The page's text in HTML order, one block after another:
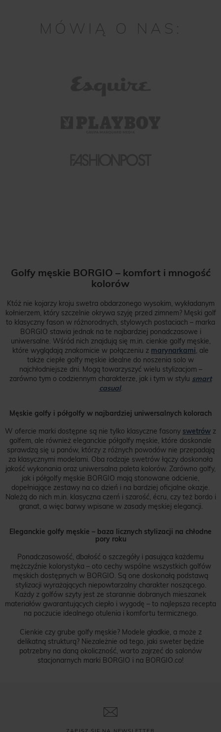
MÓWIĄ O NAS:
Golfy męskie BORGIO – komfort i mnogość
kolorów
Któż nie kojarzy kroju swetra obdarzonego wysokim, wykładanym
kołnierzem, który szczelnie okrywa szyję przed zimnem? Męski golf
to klasyczny fason w różnorodnych, stylowych postaciach – marka
BORGIO stawia jednak na te najbardziej ponadczasowe i
uniwersalne. Wśród nich znajdują się m.in. cienkie golfy męskie,
które wyglądają znakomicie w połączeniu z marynarkami, ale
także ciepłe golfy męskie idealne do noszenia solo w
najchłodniejsze dni. Mogą towarzyszyć wielu stylizacjom –
zarówno tym o codziennym charakterze, jak i tym w stylu smart
casual.
Męskie golfy i półgolfy w najbardziej uniwersalnych kolorach
W ofercie marki dostępne są nie tylko klasyczne fasony swetrów z
golfem, ale również eleganckie półgolfy męskie, które doskonale
sprawdzą się u panów, którzy z różnych powodów nie przepadają
za klasycznymi modelami. Oba rodzaje swetrów łączy doskonała
jakość wykonania oraz uniwersalna paleta kolorów. Zarówno golfy,
jak i półgolfy męskie BORGIO mają stonowane odcienie,
dopełniające zestawy na co dzień i na bardziej oficjalne okazje.
Należą do nich m.in. klasyczna czerń i szarość, écru, czy też bordo i
granat, a więc barwy wpisane w zasady męskiej elegancji.
Eleganckie golfy męskie – baza licznych stylizacji na chłodne
pory roku
Ponadczasowość, dbałość o szczegóły i pasująca każdemu
mężczyźnie kolorystyka – oto cechy wspólne wszystkich golfów
męskich dostępnych w BORGIO. Są one doskonałą podstawą
stylizacji wyrażających niepowtarzalny charakter noszącego.
Każdy z golfów szyty jest ze starannie dobranych mieszanek
materiałów gwarantujących ciepło i wygodę – to najlepsza recepta
na poczucie idealnego otulenia i komfortu termicznego.
Cienkie czy grube golfy męskie? Modele gładkie, a może z
delikatną strukturą? Niezależnie od tego, jaki sweter będzie
potrzebny na daną okoliczność, warto zajrzeć do salonów
stacjonarnych marki BORGIO i na BORGIO.co!